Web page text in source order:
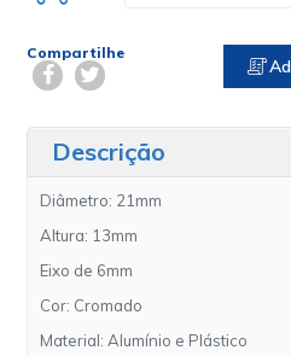
Compartilhe
Descrição
Diâmetro: 21mm
Altura: 13mm
Eixo de 6mm
Cor: Cromado
Material: Alumínio e Plástico